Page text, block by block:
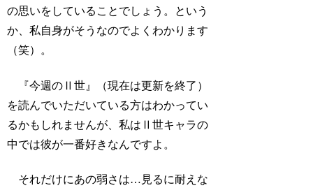
の思いをしていることでしょう。という
か、私自身がそうなのでよくわかります
（笑）。
『今週のⅡ世』（現在は更新を終了）
を読んでいただいている方はわかってい
るかもしれませんが、私はⅡ世キャラの
中では彼が一番好きなんですよ。
それだけにあの弱さは…見るに耐えな